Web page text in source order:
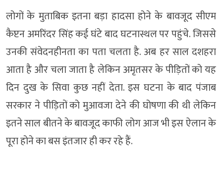
लोगों के मुताबिक इतना बड़ा हादसा होने के बावजूद सीएम
कैप्टन अमरिंदर सिंह कई घंटे बाद घटनास्थल पर पहुंचे. जिससे
उनकी संवेदनहीनता का पता चलता है. अब हर साल दशहरा
आता है और चला जाता है लेकिन अमृतसर के पीड़ितों को यह
दिन दुख के सिवा कुछ नहीं देता. इस घटना के बाद पंजाब
सरकार ने पीड़ितों को मुआवजा देने की घोषणा की थी लेकिन
इतने साल बीतने के बावजूद काफी लोग आज भी इस ऐलान के
पूरा होने का बस इंतजार ही कर रहे हैं.